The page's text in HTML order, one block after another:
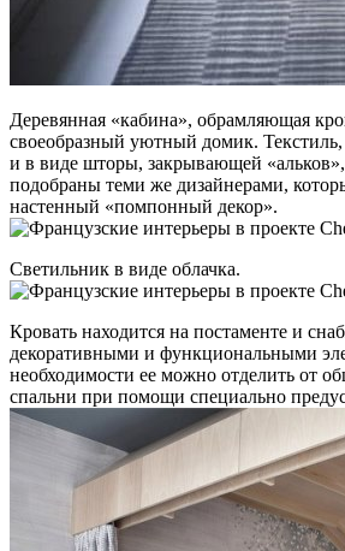
Деревянная «кабина», обрамляющая
своеобразный уютный домик.
и в виде шторы, закрывающей
подобраны теми же дизайнерами,
настенный «помпонный декор».
Светильник в виде облачка.
Кровать находится на постаменте и
декоративными и функциональными
необходимости ее можно отделить от
спальни при помощи специально